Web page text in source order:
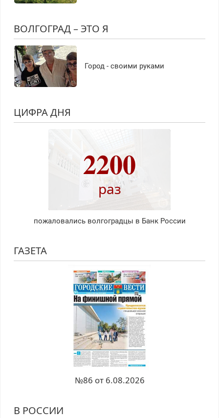
ВОЛГОГРАД – ЭТО Я
Город - своими руками
ЦИФРА ДНЯ
2200
раз
пожаловались волгоградцы в Банк России
ГАЗЕТА
№86 от 6.08.2026
В РОССИИ